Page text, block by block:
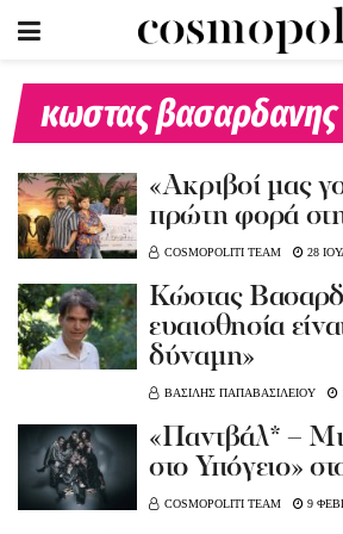
κωστας βασαρδανης
«Ακριβοί μας
πρώτη φορά
COSMOPOLITI TEAM 28
Κώστας
ευαισθησία
δύναμη»
ΒΑΣΙΛΗΣ ΠΑΠΑΒΑΣΙΛΕΙΟΥ
«Παντβάλ* –
στο Υπόγειο»
COSMOPOLITI TEAM 9